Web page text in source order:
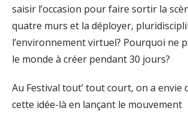
saisir l’occasion pour faire sortir la
quatre murs et la déployer,
l’environnement virtuel? Pourquoi ne
le monde à créer pendant 30 jours?
Au Festival tout’ tout court, on a envie
cette idée-là en lançant le mouvement